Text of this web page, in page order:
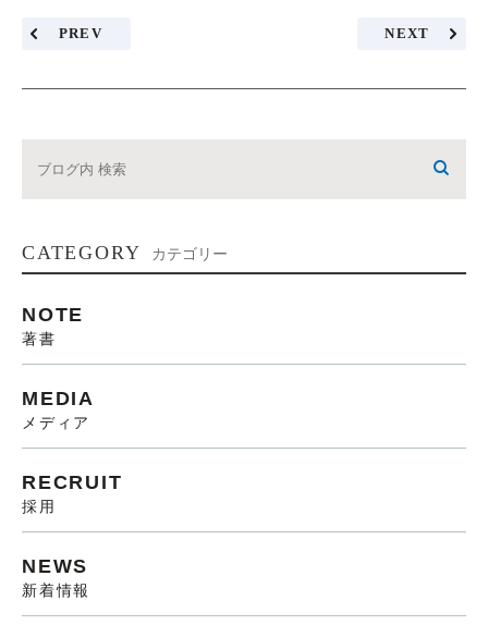
PREV NEXT
CATEGORY カテゴリー
NOTE
著書
MEDIA
メディア
RECRUIT
採用
NEWS
新着情報